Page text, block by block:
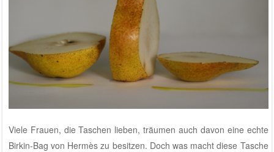
Viele Frauen, die Taschen lieben, träumen auch davon eine echte
Birkin-Bag von Hermès zu besitzen. Doch was macht diese Tasche